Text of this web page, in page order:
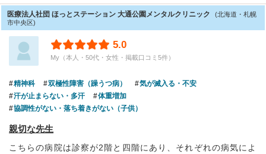
医療法人社団 ほっとステーション 大通公園メンタルクリニック
(北海道・札幌
市中央区)
5.0
My（本人・50代・女性・掲載口コミ5件）
精神科 双極性障害（躁うつ病）
気が滅入る・不安
汗が止まらない・多汗
体重増加
協調性がない・落ち着きがない（子供）
親切な先生
こちらの病院は診察が2階と四階にあり、それぞれの病気によ